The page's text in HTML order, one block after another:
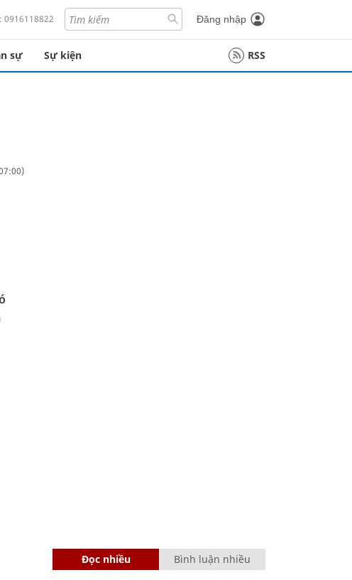
0916118822 Đăng nhập
sự Sự kiện RSS
Đọc nhiều Bình luận nhiều